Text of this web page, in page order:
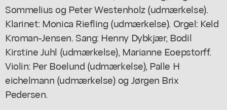
Sommelius og Peter Westenholz (udmærkelse).
Klarinet: Monica Riefling (udmærkelse). Orgel: Keld
Kroman-Jensen. Sang: Henny Dybkjær, Bodil
Kirstine Juhl (udmærkelse), Marianne Eoepstorff.
Violin: Per Boelund (udmærkelse), Palle H
eichelmann (udmærkelse) og Jørgen Brix
Pedersen.